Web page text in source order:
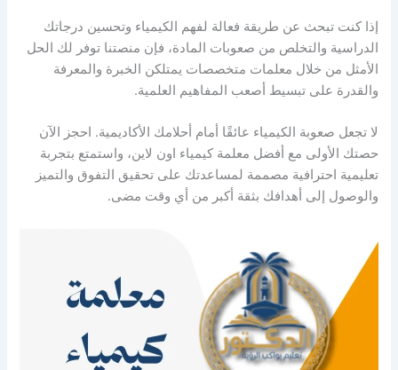
إذا كنت تبحث عن طريقة فعالة لفهم الكيمياء وتحسين درجاتك
الدراسية والتخلص من صعوبات المادة، فإن منصتنا توفر لك الحل
الأمثل من خلال معلمات متخصصات يمتلكن الخبرة والمعرفة
والقدرة على تبسيط أصعب المفاهيم العلمية.
لا تجعل صعوبة الكيمياء عائقًا أمام أحلامك الأكاديمية. احجز الآن
حصتك الأولى مع أفضل معلمة كيمياء اون لاين، واستمتع بتجربة
تعليمية احترافية مصممة لمساعدتك على تحقيق التفوق والتميز
والوصول إلى أهدافك بثقة أكبر من أي وقت مضى.